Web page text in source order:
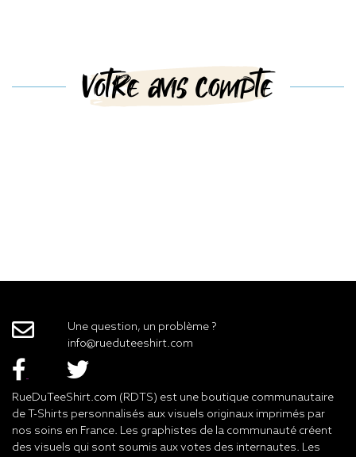
Votre avis compte
Une question, un problème ?
info@rueduteeshirt.com
RueDuTeeShirt.com (RDTS) est une boutique communautaire
de T-Shirts personnalisés aux visuels originaux imprimés par
nos soins en France. Les graphistes de la communauté créent
des visuels qui sont soumis aux votes des internautes. Les